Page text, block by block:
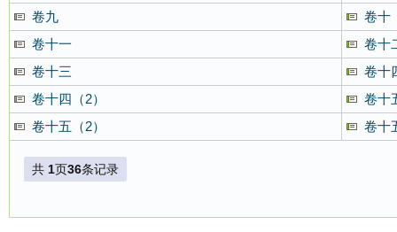
卷九
卷十
卷十一
卷十
卷十三
卷十
卷十四（2）
卷十
卷十五（2）
卷十
共 1页36条记录